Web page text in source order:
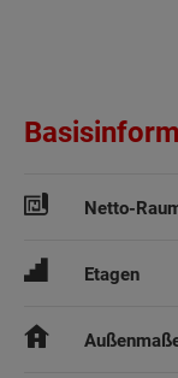
Netto-
Etagen